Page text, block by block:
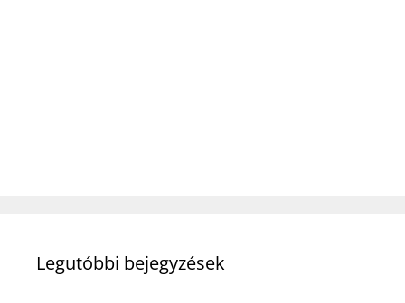
Legutóbbi bejegyzések